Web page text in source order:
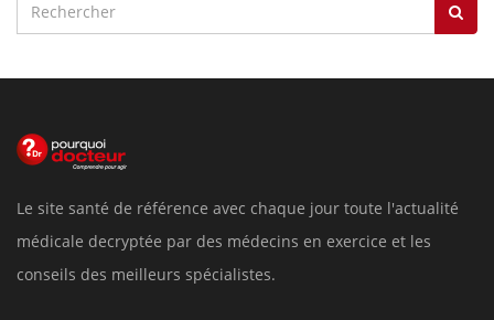
Le site santé de référence avec chaque jour toute l'actualité
médicale decryptée par des médecins en exercice et les
conseils des meilleurs spécialistes.